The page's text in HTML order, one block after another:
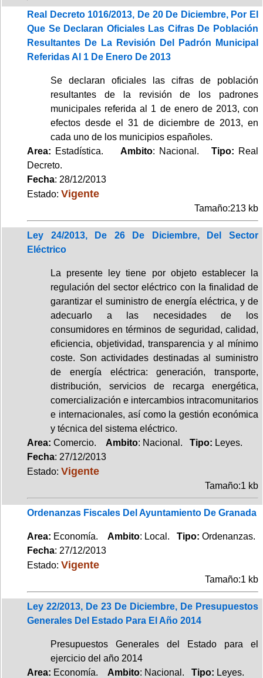
Real Decreto 1016/2013, De 20 De Diciembre, Por El
Que Se Declaran Oficiales Las Cifras De Población
Resultantes De La Revisión Del Padrón Municipal
Referidas Al 1 De Enero De 2013
Se declaran oficiales las cifras de población
resultantes de la revisión de los padrones
municipales referida al 1 de enero de 2013, con
efectos desde el 31 de diciembre de 2013, en
cada uno de los municipios españoles.
Area: Estadística. Ambito: Nacional. Tipo: Real
Decreto.
Fecha: 28/12/2013
Estado: Vigente
Tamaño:213 kb
Ley 24/2013, De 26 De Diciembre, Del Sector
Eléctrico
La presente ley tiene por objeto establecer la
regulación del sector eléctrico con la finalidad de
garantizar el suministro de energía eléctrica, y de
adecuarlo a las necesidades de los
consumidores en términos de seguridad, calidad,
eficiencia, objetividad, transparencia y al mínimo
coste. Son actividades destinadas al suministro
de energía eléctrica: generación, transporte,
distribución, servicios de recarga energética,
comercialización e intercambios intracomunitarios
e internacionales, así como la gestión económica
y técnica del sistema eléctrico.
Area: Comercio. Ambito: Nacional. Tipo: Leyes.
Fecha: 27/12/2013
Estado: Vigente
Tamaño:1 kb
Ordenanzas Fiscales Del Ayuntamiento De Granada
Area: Economía. Ambito: Local. Tipo: Ordenanzas.
Fecha: 27/12/2013
Estado: Vigente
Tamaño:1 kb
Ley 22/2013, De 23 De Diciembre, De Presupuestos
Generales Del Estado Para El Año 2014
Presupuestos Generales del Estado para el
ejercicio del año 2014
Area: Economía. Ambito: Nacional. Tipo: Leyes.